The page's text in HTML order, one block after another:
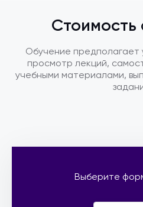
Стоимость
Обучение предполагает
просмотр лекций,
учебными материалами,
Выберите